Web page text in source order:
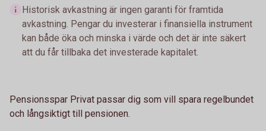
Historisk avkastning är ingen garanti för framtida
avkastning. Pengar du investerar i finansiella instrument
kan både öka och minska i värde och det är inte säkert
att du får tillbaka det investerade kapitalet.
Pensionsspar Privat passar dig som vill spara regelbundet
och långsiktigt till pensionen.